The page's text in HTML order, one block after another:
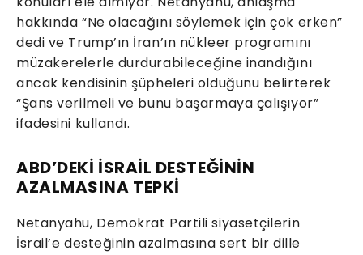
hakkında “Ne olacağını söylemek için çok erken”
dedi ve Trump’ın İran’ın nükleer programını
müzakerelerle durdurabileceğine inandığını
ancak kendisinin şüpheleri olduğunu belirterek
“Şans verilmeli ve bunu başarmaya çalışıyor”
ifadesini kullandı.
ABD’DEKİ İSRAİL DESTEĞİNİN
AZALMASINA TEPKİ
Netanyahu, Demokrat Partili siyasetçilerin
İsrail’e desteğinin azalmasına sert bir dille